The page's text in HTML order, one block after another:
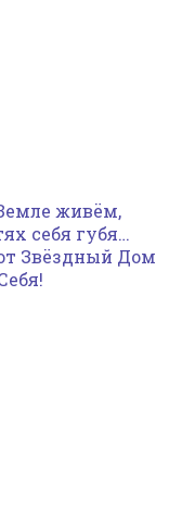
живём,
себя губя…
Звёздный Дом